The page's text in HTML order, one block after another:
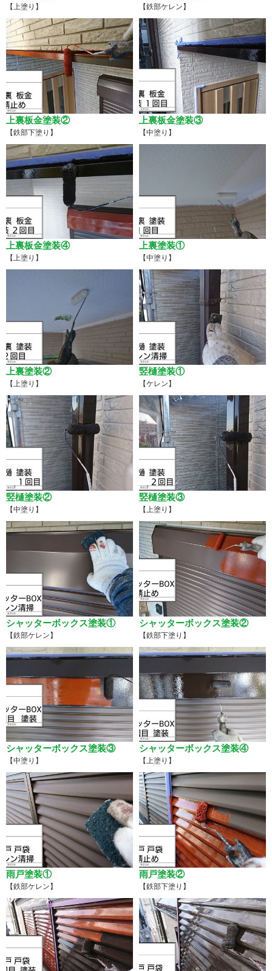
【上塗り】 【鉄部ケレン】
上裏板金塗装②
【鉄部下塗り】
上裏板金塗装③
【中塗り】
上裏板金塗装④
【上塗り】
上裏塗装①
【中塗り】
上裏塗装②
【上塗り】
竪樋塗装①
【ケレン】
竪樋塗装②
【中塗り】
竪樋塗装③
【上塗り】
シャッターボックス塗装①
【鉄部ケレン】
シャッターボックス塗装②
【鉄部下塗り】
シャッターボックス塗装③
【中塗り】
シャッターボックス塗装④
【上塗り】
雨戸塗装①
【鉄部ケレン】
雨戸塗装②
【鉄部下塗り】